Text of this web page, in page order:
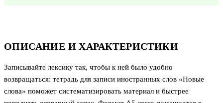
ОПИСАНИЕ И ХАРАКТЕРИСТИКИ
Записывайте лексику так, чтобы к ней было удобно
возвращаться: тетрадь для записи иностранных слов «Новые
слова» поможет систематизировать материал и быстрее